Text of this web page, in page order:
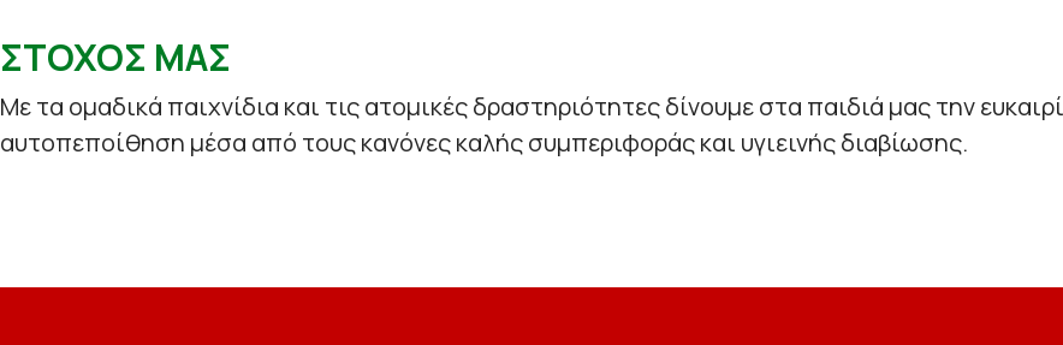
ΣΤΟΧΟΣ ΜΑΣ
Με τα ομαδικά παιχνίδια και τις ατομικές δραστηριότητες δίνουμε στα παιδιά μας την
αυτοπεποίθηση μέσα από τους κανόνες καλής συμπεριφοράς και υγιεινής διαβίωσης.